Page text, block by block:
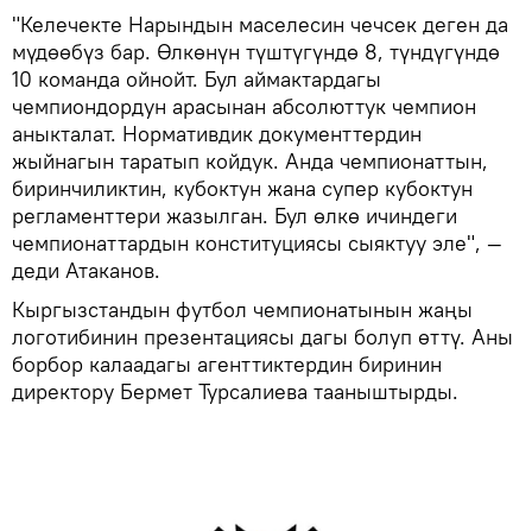
"Келечекте Нарындын маселесин чечсек деген да
мүдөөбүз бар. Өлкөнүн түштүгүндө 8, түндүгүндө
10 команда ойнойт. Бул аймактардагы
чемпиондордун арасынан абсолюттук чемпион
аныкталат. Нормативдик документтердин
жыйнагын таратып койдук. Анда чемпионаттын,
биринчиликтин, кубоктун жана супер кубоктун
регламенттери жазылган. Бул өлкө ичиндеги
чемпионаттардын конституциясы сыяктуу эле", —
деди Атаканов.
Кыргызстандын футбол чемпионатынын жаңы
логотибинин презентациясы дагы болуп өттү. Аны
борбор калаадагы агенттиктердин биринин
директору Бермет Турсалиева тааныштырды.